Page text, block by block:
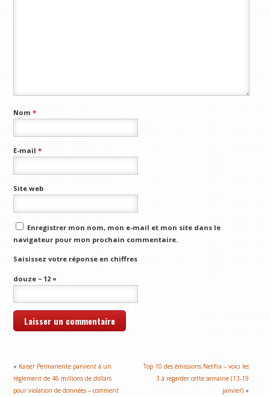
Nom*
E-mail*
Site web
Enregistrer mon nom, mon e-mail et mon site dans le
navigateur pour mon prochain commentaire.
Saisissez votre réponse en chiffres
douze − 12 =
« Kaiser Permanente parvient à un
règlement de 46 millions de dollars
pour violation de données – comment
Top 10 des émissions Netflix – voici les
3 à regarder cette semaine (13-19
janvier) »